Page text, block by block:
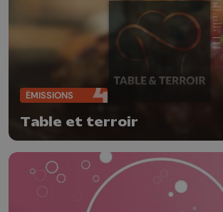
ÉMISSIONS
Table et terroir